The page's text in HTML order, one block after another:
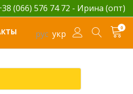
(066) 576 74 72 - Ирина (опт)
рус укр
0